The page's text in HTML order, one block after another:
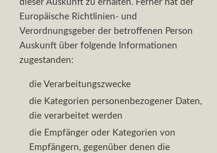
dieser Auskunft zu erhalten. Ferner hat der
Europäische Richtlinien- und
Verordnungsgeber der betroffenen Person
Auskunft über folgende Informationen
zugestanden:
die Verarbeitungszwecke
die Kategorien personenbezogener Daten,
die verarbeitet werden
die Empfänger oder Kategorien von
Empfängern, gegenüber denen die